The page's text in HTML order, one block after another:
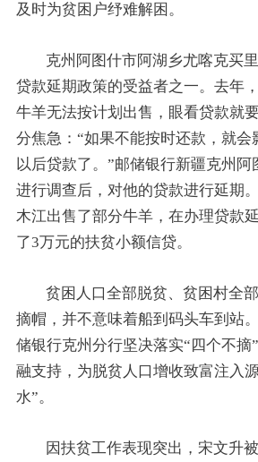
及时为贫困户纾难解困。
克州阿图什市阿湖乡尤喀克买
贷款延期政策的受益者之一。去年
牛羊无法按计划出售，眼看贷款就
分焦急：“如果不能按时还款，就会
以后贷款了。”邮储银行新疆克州阿
进行调查后，对他的贷款进行延期
木江出售了部分牛羊，在办理贷款
了3万元的扶贫小额信贷。
贫困人口全部脱贫、贫困村全
摘帽，并不意味着船到码头车到站
储银行克州分行坚决落实“四个不摘
融支持，为脱贫人口增收致富注入
水”。
因扶贫工作表现突出，宋文升